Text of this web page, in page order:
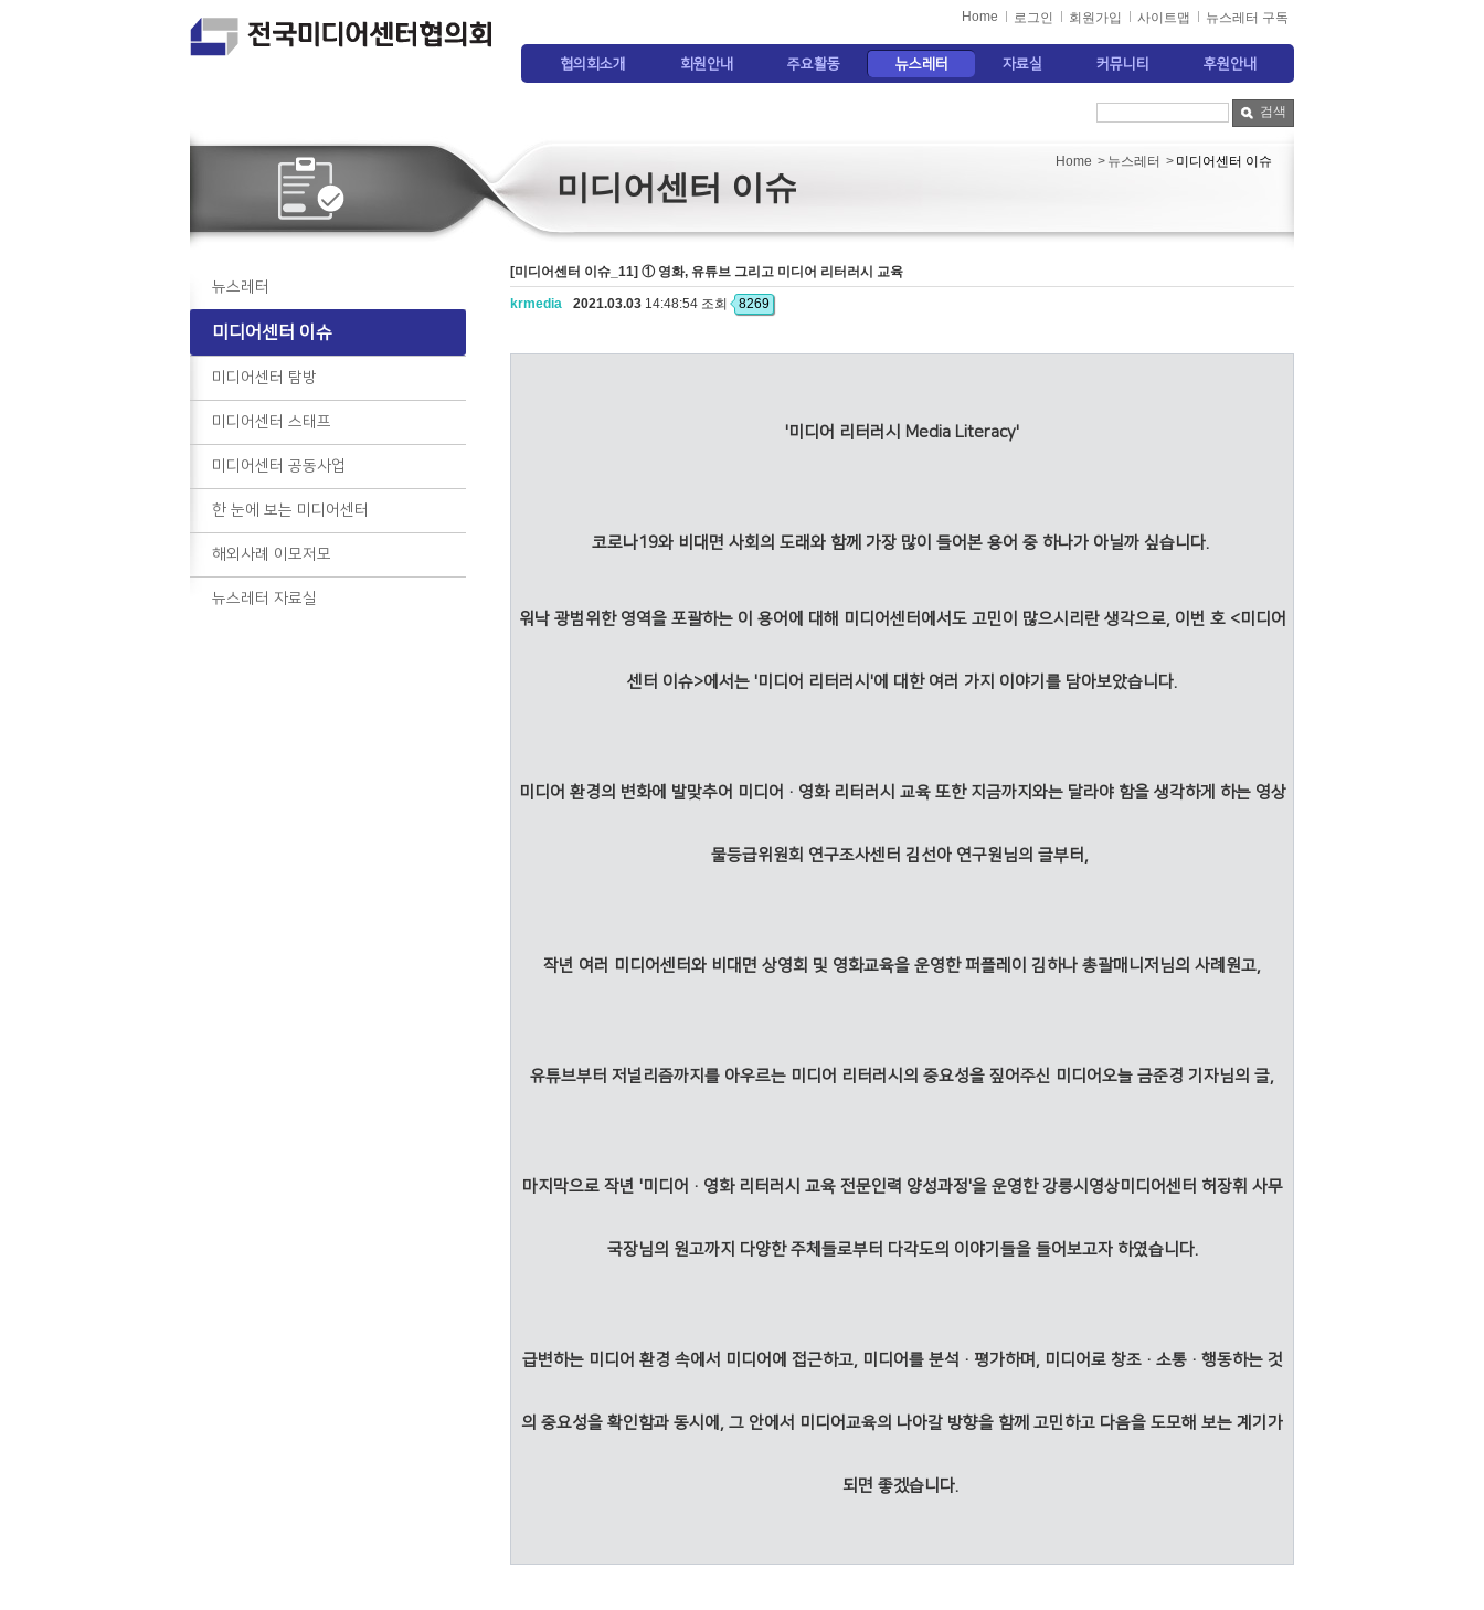
Home 로그인 회원가입 사이트맵 뉴스레터 구독
협의회소개 회원안내 주요활동 뉴스레터 자료실 커뮤니티 후원안내
검색
Home > 뉴스레터 > 미디어센터 이슈
미디어센터 이슈
뉴스레터
미디어센터 이슈
미디어센터 탐방
미디어센터 스태프
미디어센터 공동사업
한 눈에 보는 미디어센터
해외사례 이모저모
뉴스레터 자료실
[미디어센터 이슈_11] ① 영화, 유튜브 그리고 미디어 리터러시 교육
krmedia 2021.03.03 14:48:54 조회 8269
'미디어 리터러시 Media Literacy'
코로나19와 비대면 사회의 도래와 함께 가장 많이 들어본 용어 중 하나가 아닐까 싶습니다.
워낙 광범위한 영역을 포괄하는 이 용어에 대해 미디어센터에서도 고민이 많으시리란 생각으로, 이번 호 <미디어
센터 이슈>에서는 '미디어 리터러시'에 대한 여러 가지 이야기를 담아보았습니다.
미디어 환경의 변화에 발맞추어 미디어·영화 리터러시 교육 또한 지금까지와는 달라야 함을 생각하게 하는 영상
물등급위원회 연구조사센터 김선아 연구원님의 글부터,
작년 여러 미디어센터와 비대면 상영회 및 영화교육을 운영한 퍼플레이 김하나 총괄매니저님의 사례원고,
유튜브부터 저널리즘까지를 아우르는 미디어 리터러시의 중요성을 짚어주신 미디어오늘 금준경 기자님의 글,
마지막으로 작년 '미디어·영화 리터러시 교육 전문인력 양성과정'을 운영한 강릉시영상미디어센터 허장휘 사무
국장님의 원고까지 다양한 주체들로부터 다각도의 이야기들을 들어보고자 하였습니다.
급변하는 미디어 환경 속에서 미디어에 접근하고, 미디어를 분석·평가하며, 미디어로 창조·소통·행동하는 것
의 중요성을 확인함과 동시에, 그 안에서 미디어교육의 나아갈 방향을 함께 고민하고 다음을 도모해 보는 계기가
되면 좋겠습니다.